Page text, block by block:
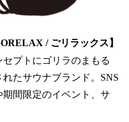
/ ごリラックス】
プトにゴリラのまもる
たサウナブランド。SNS
間限定のイベント、サ